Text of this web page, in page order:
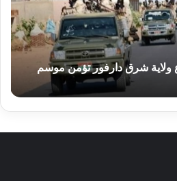
ولاية شرق دارفور تؤمن موسم